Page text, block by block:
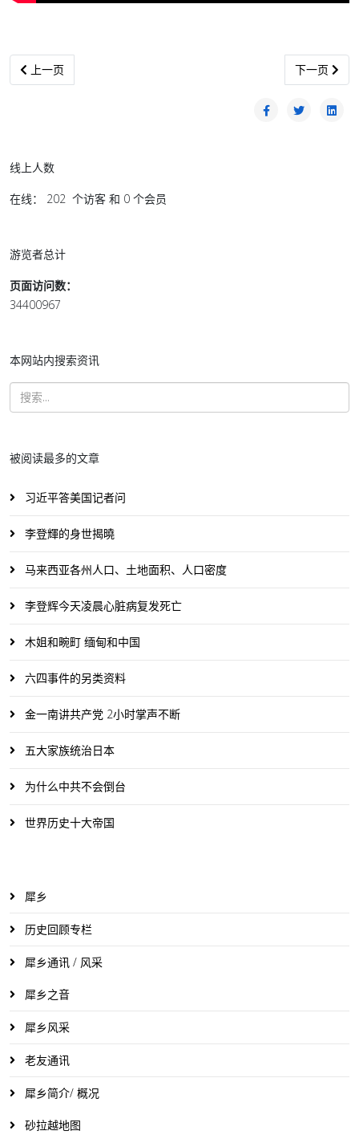
上一篇文章: 張維為精彩演講：只有社會主義才有未來，英美學者徹
上一页 下一篇文章:
下一页
线上人数
在线： 202 个访客 和 0 个会员
游览者总计
页面访问数：
34400967
本网站内搜索资讯
被阅读最多的文章
习近平答美国记者问
李登輝的身世揭曉
马来西亚各州人口、土地面积、人口密度
李登辉今天凌晨心脏病复发死亡
木姐和畹町 缅甸和中国
六四事件的另类资料
金一南讲共产党 2小时掌声不断
五大家族统治日本
为什么中共不会倒台
世界历史十大帝国
犀乡
历史回顾专栏
犀乡通讯 / 风采
犀乡之音
犀乡风采
老友通讯
犀乡简介/ 概况
砂拉越地图